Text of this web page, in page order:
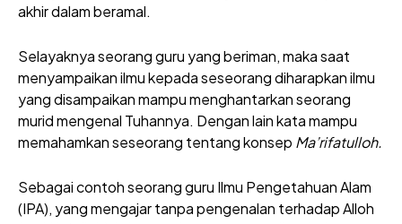
akhir dalam beramal.
Selayaknya seorang guru yang beriman, maka saat
menyampaikan ilmu kepada seseorang diharapkan ilmu
yang disampaikan mampu menghantarkan seorang
murid mengenal Tuhannya. Dengan lain kata mampu
memahamkan seseorang tentang konsep Ma’rifatulloh.
Sebagai contoh seorang guru Ilmu Pengetahuan Alam
(IPA), yang mengajar tanpa pengenalan terhadap Alloh